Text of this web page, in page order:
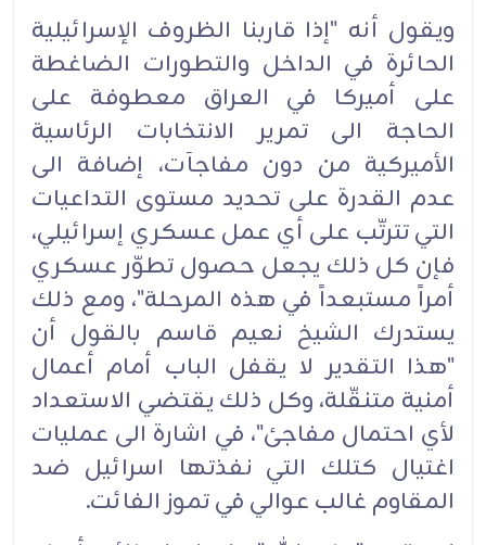
ويقول أنه "إذا قاربنا الظروف الإسرائيلية
الحائرة في الداخل والتطورات الضاغطة
على أميركا في العراق معطوفة على
الحاجة الى تمرير الانتخابات الرئاسية
الأميركية من دون مفاجآت، إضافة الى
عدم القدرة على تحديد مستوى التداعيات
التي تترتّب على أي عمل عسكري إسرائيلي،
فإن كل ذلك يجعل حصول تطوّر عسكري
أمراً مستبعداً في هذه المرحلة"، ومع ذلك
يستدرك الشيخ نعيم قاسم بالقول أن
"هذا التقدير لا يقفل الباب أمام أعمال
أمنية متنقّلة، وكل ذلك يقتضي الاستعداد
لأي احتمال مفاجئ"، في اشارة الى عمليات
اغتيال كتلك التي نفذتها اسرائيل ضد
المقاوم غالب عوالي في تموز الفائت.‏